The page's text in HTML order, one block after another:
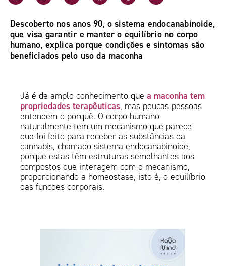
Descoberto nos anos 90, o sistema endocanabinoide,
que visa garantir e manter o equilíbrio no corpo
humano, explica porque condições e sintomas são
beneficiados pelo uso da maconha
Já é de amplo conhecimento quea maconha tem
propriedades terapêuticas, mas poucas pessoas
entendem o porquê. O corpo humano
naturalmente tem um mecanismo que parece
que foi feito para receber as substâncias da
cannabis, chamado sistema endocanabinoide,
porque estas têm estruturas semelhantes aos
compostos que interagem com o mecanismo,
proporcionando a homeostase, isto é, o equilíbrio
das funções corporais.